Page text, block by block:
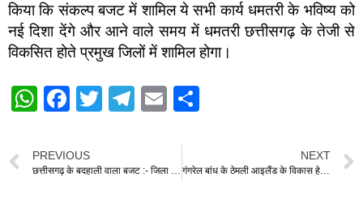
किया कि संकल्प बजट में शामिल ये सभी कार्य धमतरी के भविष्य को
नई दिशा देंगे और आने वाले समय में धमतरी छत्तीसगढ़ के तेजी से
विकसित होते प्रमुख जिलों में शामिल होगा।
W
at
s
F
c
e
T
er
T
gr
E
ail
e
PREVIOUS
छत्तीसगढ़ के बदहाली वाला बजट :- जिला कांग्रेस अध्यक्ष तारिणी चंद्राकर
NEXT
गंगरेल बांध के ठेमली आइलैंड के विकास हेतु 2 करोड़ की बजट में स्वीकृति धमतरी का एक स्वर्णिम प्रोजेक्ट : ओंकार साहू